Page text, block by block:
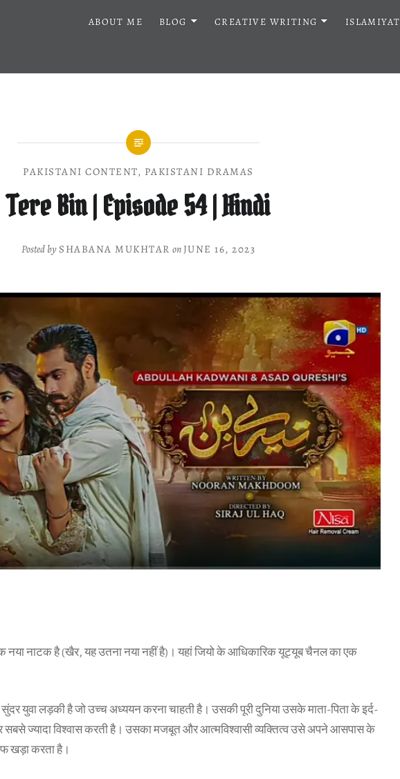
ABOUT ME BLOG CREATIVE WRITING ISLAMIYAT
PAKISTANI CONTENT, PAKISTANI DRAMAS
Tere Bin | Episode 54 | Hindi
Posted by SHABANA MUKHTAR on JUNE 16, 2023
नया नाटक है (खैर, यह उतना नया नहीं है)। यहां जियो के आधिकारिक यूट्यूब चैनल का एक
सुंदर युवा लड़की है जो उच्च अध्ययन करना चाहती है। उसकी पूरी दुनिया उसके माता-पिता के इर्द-
सबसे ज्यादा विश्वास करती है। उसका मजबूत और आत्मविश्वासी व्यक्तित्व उसे अपने आसपास के
खड़ा करता है।